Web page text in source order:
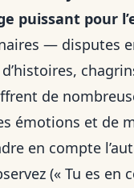
puissant pour
— disputes
de
émotions et de
en compte
(« Tu es en